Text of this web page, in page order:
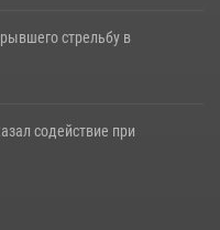
стрельбу в
содействие при